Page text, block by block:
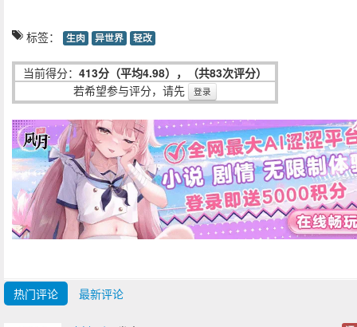
标签： 生肉 异世界 轻改
当前得分： 413分（平均4.98），（共83次评分）
若希望参与评分，请先
登录
热门评论 最新评论